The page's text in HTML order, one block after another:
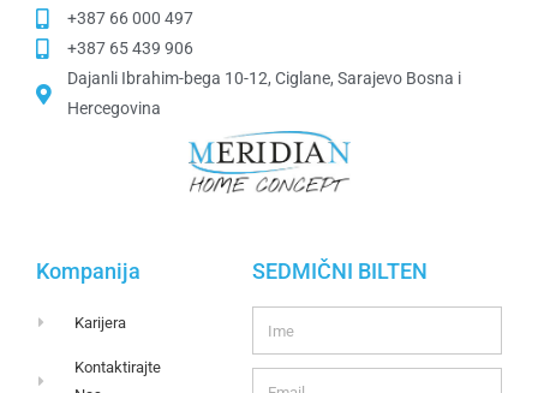
+387 66 000 497
+387 65 439 906
Dajanli Ibrahim-bega 10-12, Ciglane, Sarajevo Bosna i
Hercegovina​
Kompanija
Karijera
Kontaktirajte
SEDMIČNI BILTEN